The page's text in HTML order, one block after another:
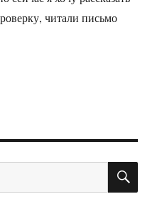
читали письмо